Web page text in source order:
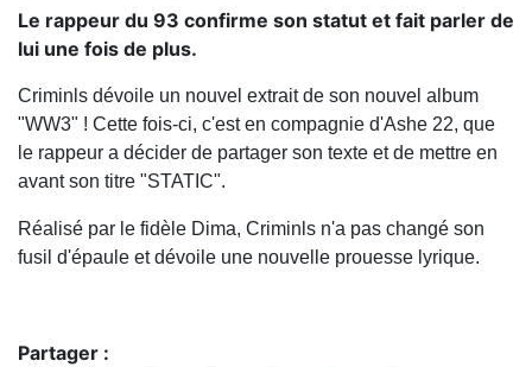
Le rappeur du 93 confirme son statut et fait parler de
lui une fois de plus.
Criminls dévoile un nouvel extrait de son nouvel album
"WW3" ! Cette fois-ci, c'est en compagnie d'Ashe 22, que
le rappeur a décider de partager son texte et de mettre en
avant son titre "STATIC".
Réalisé par le fidèle Dima, Criminls n'a pas changé son
fusil d'épaule et dévoile une nouvelle prouesse lyrique.
Partager :